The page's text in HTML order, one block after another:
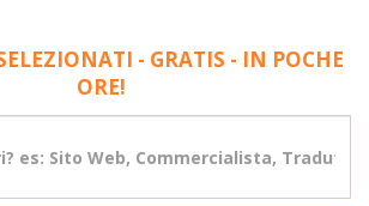
- GRATIS - IN POCHE
ORE!